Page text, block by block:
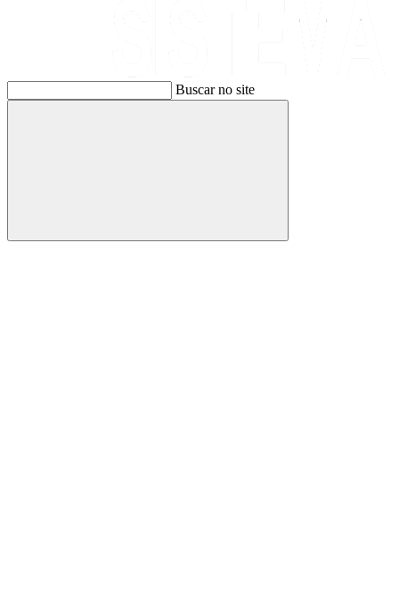
Buscar no site
Buscar